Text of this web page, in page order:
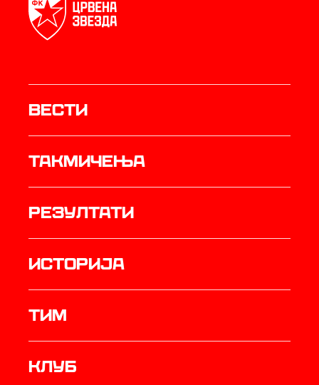
Вести
Такмичења
резултати
историја
ТИМ
Клуб